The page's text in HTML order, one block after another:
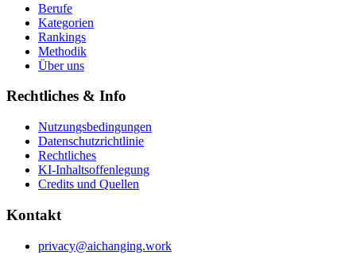
Berufe
Kategorien
Rankings
Methodik
Über uns
Rechtliches & Info
Nutzungsbedingungen
Datenschutzrichtlinie
Rechtliches
KI-Inhaltsoffenlegung
Credits und Quellen
Kontakt
privacy@aichanging.work